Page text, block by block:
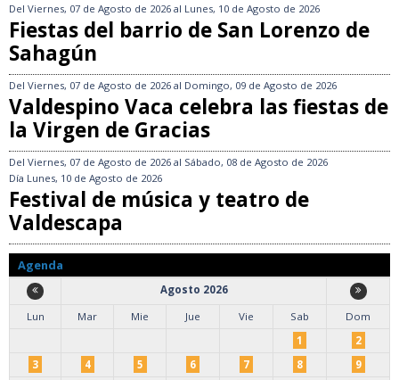
Del Viernes, 07 de Agosto de 2026 al Lunes, 10 de Agosto de 2026
Fiestas del barrio de San Lorenzo de
Sahagún
Del Viernes, 07 de Agosto de 2026 al Domingo, 09 de Agosto de 2026
Valdespino Vaca celebra las fiestas de
la Virgen de Gracias
Del Viernes, 07 de Agosto de 2026 al Sábado, 08 de Agosto de 2026
Día Lunes, 10 de Agosto de 2026
Festival de música y teatro de
Valdescapa
Agenda
Agosto 2026
Lun
Mar Mie Jue Vie Sab
Dom
1
2
3
4 5 6 7 8
9